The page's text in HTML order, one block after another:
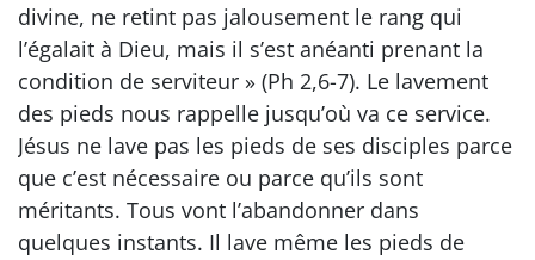
divine, ne retint pas jalousement le rang qui
l’égalait à Dieu, mais il s’est anéanti prenant la
condition de serviteur » (Ph 2,6-7). Le lavement
des pieds nous rappelle jusqu’où va ce service.
Jésus ne lave pas les pieds de ses disciples parce
que c’est nécessaire ou parce qu’ils sont
méritants. Tous vont l’abandonner dans
quelques instants. Il lave même les pieds de